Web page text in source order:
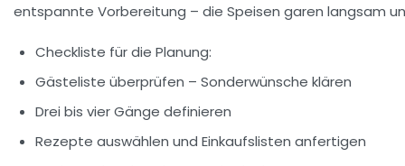
entspannte Vorbereitung – die Speisen garen langsam
Checkliste für die Planung:
Gästeliste überprüfen – Sonderwünsche klären
Drei bis vier Gänge definieren
Rezepte auswählen und Einkaufslisten anfertigen